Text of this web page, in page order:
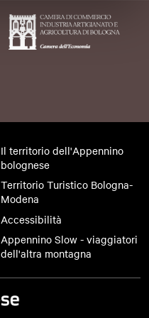
Il territorio dell'Appennino
bolognese
Territorio Turistico Bologna-
Modena
Accessibilità
Appennino Slow - viaggiatori
dell'altra montagna